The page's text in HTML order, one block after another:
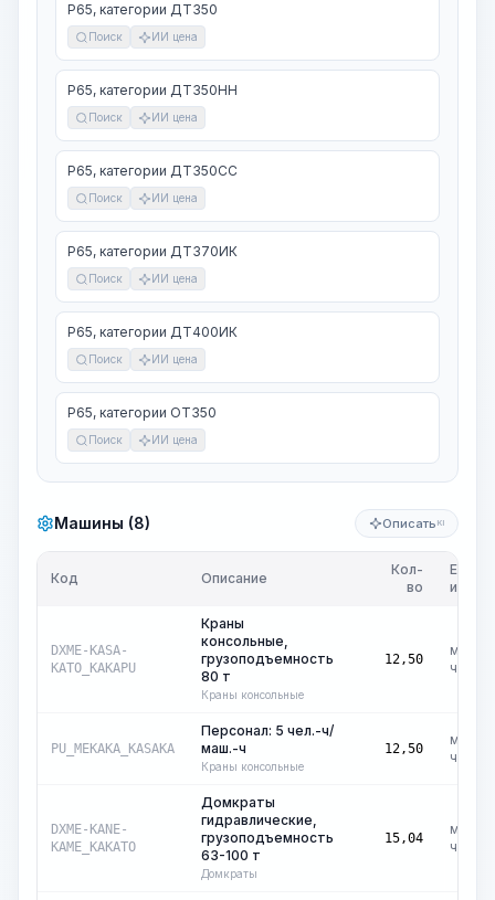
Р65, категории ДТ350
Поиск ИИ цена
Р65, категории ДТ350НН
Поиск ИИ цена
Р65, категории ДТ350СС
Поиск ИИ цена
Р65, категории ДТ370ИК
Поиск ИИ цена
Р65, категории ДТ400ИК
Поиск ИИ цена
Р65, категории ОТ350
Поиск ИИ цена
Машины (8) Описать KI
Код Описание
Кол-
во
Ед.
изм.
DXME-KASA-
KATO_KAKAPU
Краны
консольные,
грузоподъемность
80 т
Краны консольные
12,50
маш.-
ч
PU_MEKAKA_KASAKA
Персонал: 5 чел.-ч/
маш.-ч
Краны консольные
12,50
маш.-
ч
DXME-KANE-
KAME_KAKATO
Домкраты
гидравлические,
грузоподъемность
63-100 т
Домкраты
15,04
маш.-
ч